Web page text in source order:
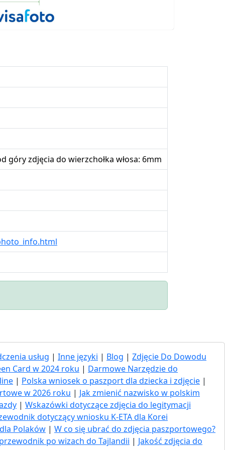
góry zdjęcia do wierzchołka włosa: 6mm
usług | Inne języki | Blog | Zdjęcie Do Dowodu
Card w 2024 roku | Darmowe Narzędzie do
| Polska wniosek o paszport dla dziecka i zdjęcie |
w 2026 roku | Jak zmienić nazwisko w polskim
| Wskazówki dotyczące zdjęcia do legitymacji
dotyczący wniosku K-ETA dla Korei
Polaków | W co się ubrać do zdjęcia paszportowego?
po wizach do Tajlandii | Jakość zdjęcia do